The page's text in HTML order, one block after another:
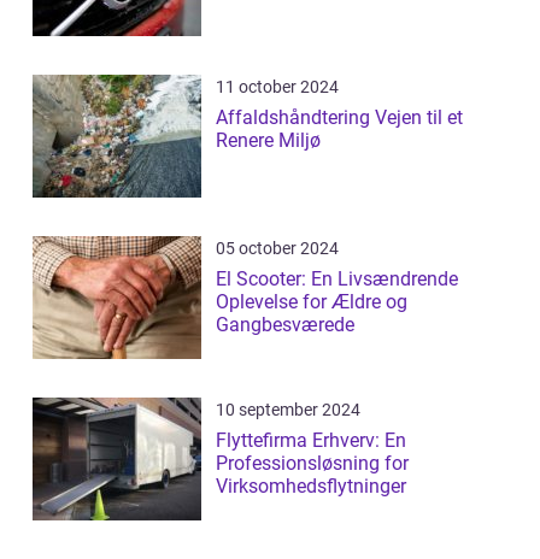
11 october 2024
Affaldshåndtering Vejen til et
Renere Miljø
05 october 2024
El Scooter: En Livsændrende
Oplevelse for Ældre og
Gangbesværede
10 september 2024
Flyttefirma Erhverv: En
Professionsløsning for
Virksomhedsflytninger